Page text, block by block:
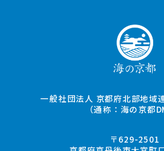
一般社団法人 京都府北部地域
（通称：海の京都
〒629-2501